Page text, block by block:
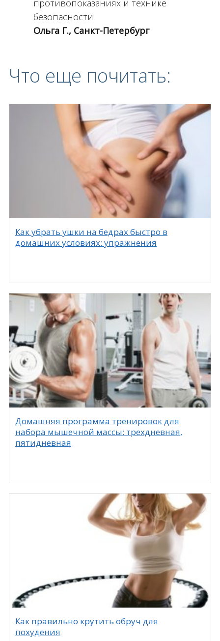
противопоказаниях и технике
безопасности.
Ольга Г., Санкт-Петербург
Что еще почитать:
Как убрать ушки на бедрах быстро в
домашних условиях: упражнения
Домашняя программа тренировок для
набора мышечной массы: трехдневная,
пятидневная
Как правильно крутить обруч для
похудения